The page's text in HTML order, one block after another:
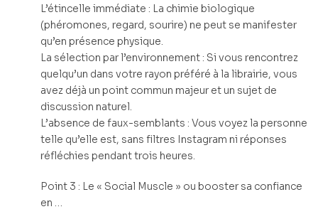
L’étincelle immédiate : La chimie biologique
(phéromones, regard, sourire) ne peut se manifester
qu’en présence physique.
La sélection par l’environnement : Si vous rencontrez
quelqu’un dans votre rayon préféré à la librairie, vous
avez déjà un point commun majeur et un sujet de
discussion naturel.
L’absence de faux-semblants : Vous voyez la personne
telle qu’elle est, sans filtres Instagram ni réponses
réfléchies pendant trois heures.
Point 3 : Le « Social Muscle » ou booster sa confiance
en …